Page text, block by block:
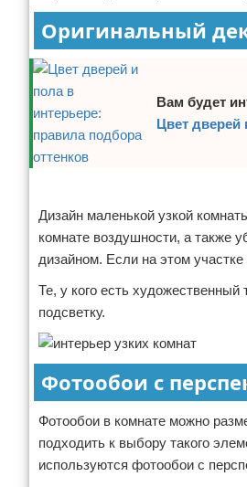
Оригинальный
Вам будет
Цвет дверей
Дизайн маленькой узкой
комнате воздушности, а также
дизайном. Если на этом
Те, у кого есть
подсветку.
Фотообои с
Фотообои в комнате можно
подходить к выбору такого
используются фотообои с